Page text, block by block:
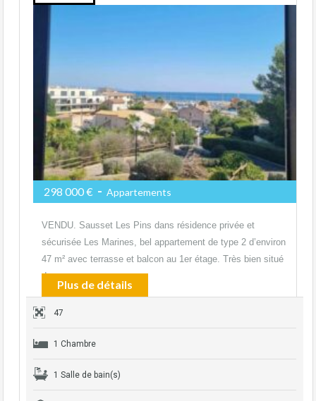
298 000 € - Appartements
VENDU. Sausset Les Pins dans résidence privée et
sécurisée Les Marines, bel appartement de type 2 d’environ
47 m² avec terrasse et balcon au 1er étage. Très bien situé
dans…
Plus de détails
47
1 Chambre
1 Salle de bain(s)